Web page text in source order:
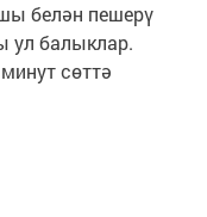
белән пешерү
ул балыклар.
сөттә